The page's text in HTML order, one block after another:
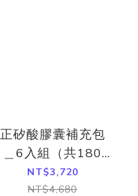
正矽酸膠囊補充包
＿6入組（共180
粒）
NT$3,720
NT$4,680